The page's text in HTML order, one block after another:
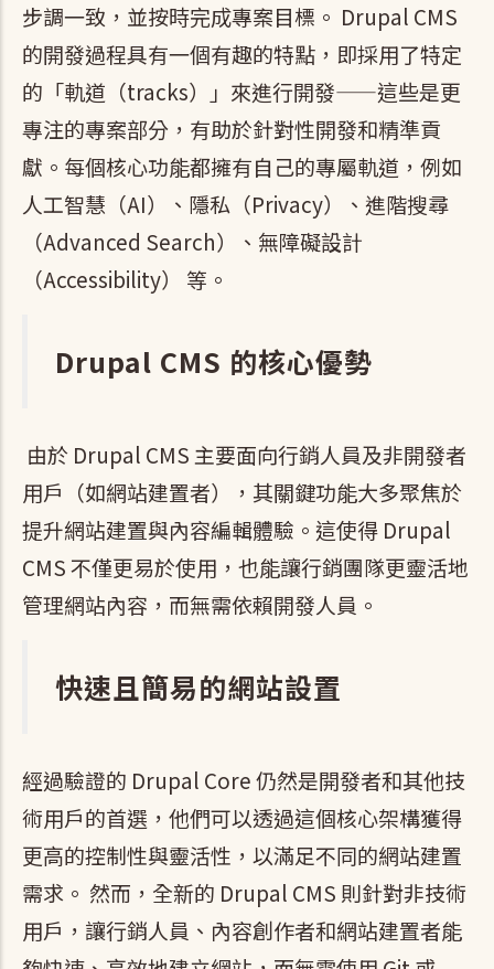
步調一致，並按時完成專案目標。 Drupal CMS
的開發過程具有一個有趣的特點，即採用了特定
的「軌道（tracks）」來進行開發——這些是更
專注的專案部分，有助於針對性開發和精準貢
獻。每個核心功能都擁有自己的專屬軌道，例如
人工智慧（AI）、隱私（Privacy）、進階搜尋
（Advanced Search）、無障礙設計
（Accessibility） 等。
Drupal CMS 的核心優勢
由於 Drupal CMS 主要面向行銷人員及非開發者
用戶（如網站建置者），其關鍵功能大多聚焦於
提升網站建置與內容編輯體驗。這使得 Drupal
CMS 不僅更易於使用，也能讓行銷團隊更靈活地
管理網站內容，而無需依賴開發人員。
快速且簡易的網站設置
經過驗證的 Drupal Core 仍然是開發者和其他技
術用戶的首選，他們可以透過這個核心架構獲得
更高的控制性與靈活性，以滿足不同的網站建置
需求。 然而，全新的 Drupal CMS 則針對非技術
用戶，讓行銷人員、內容創作者和網站建置者能